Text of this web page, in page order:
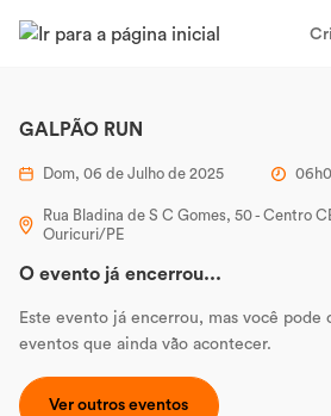
GALPÃO RUN
Dom, 06 de Julho de 2025
Rua Bladina de S C Gomes, 50 - Centro
Ouricuri/PE
O evento já encerrou...
Este evento já encerrou, mas você pode
eventos que ainda vão acontecer.
Ver outros eventos